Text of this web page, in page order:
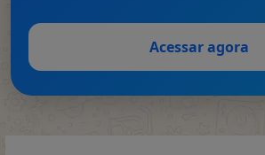
Acessar agora